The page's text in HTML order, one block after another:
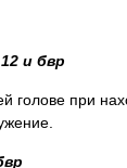
и бвр
голове при